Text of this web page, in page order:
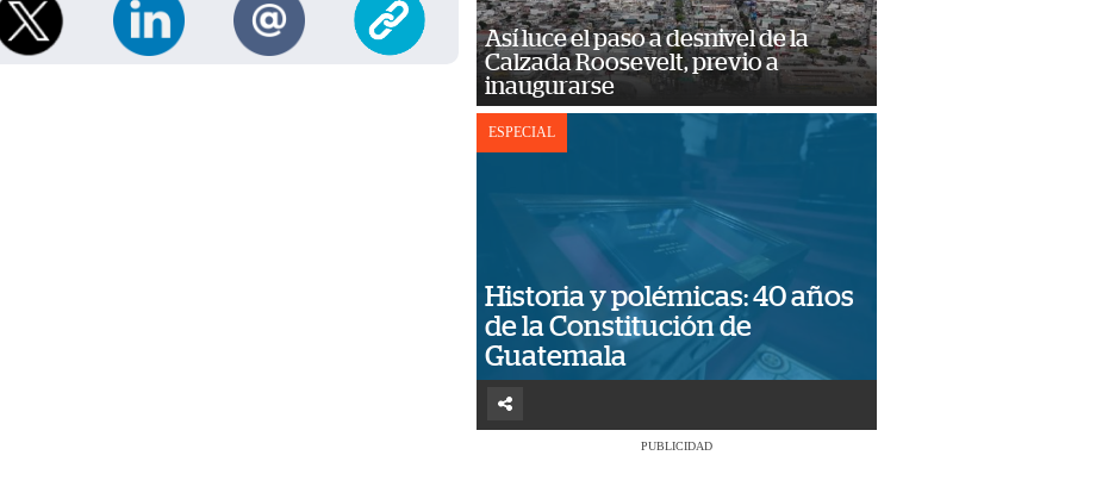
Así luce el paso a desnivel de la
Calzada Roosevelt, previo a
inaugurarse
ESPECIAL
Historia y polémicas: 40 años
de la Constitución de
Guatemala
PUBLICIDAD